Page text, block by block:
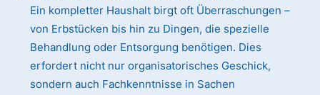
Ein kompletter Haushalt birgt oft Überraschungen –
von Erbstücken bis hin zu Dingen, die spezielle
Behandlung oder Entsorgung benötigen. Dies
erfordert nicht nur organisatorisches Geschick,
sondern auch Fachkenntnisse in Sachen